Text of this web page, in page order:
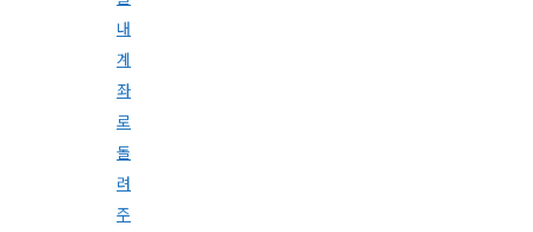
내
계
좌
로
돌
려
주